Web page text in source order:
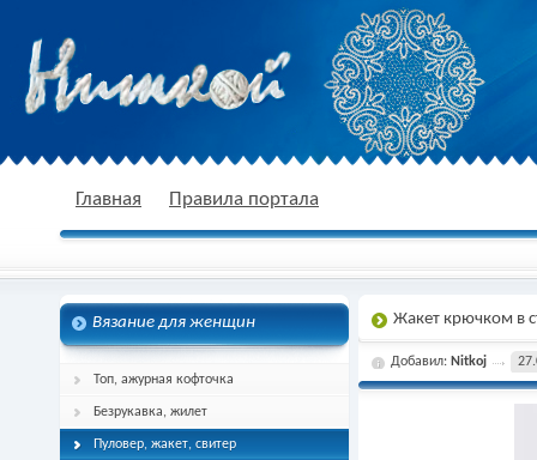
спицами, схема и описание
Главная Правила портала
Вязание для женщин
Топ, ажурная кофточка
Безрукавка, жилет
Пуловер, жакет, свитер
Жакет крючком в
Добавил: Nitkoj